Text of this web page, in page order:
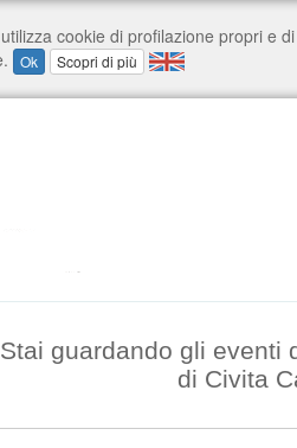
Stai guardando gli eventi
di Civita